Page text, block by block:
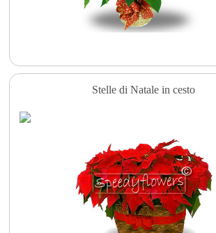
Stelle di Natale in cesto